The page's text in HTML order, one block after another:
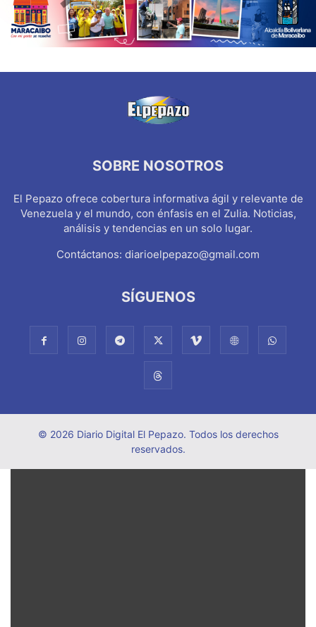
SOBRE NOSOTROS
El Pepazo ofrece cobertura informativa ágil y relevante de
Venezuela y el mundo, con énfasis en el Zulia. Noticias,
análisis y tendencias en un solo lugar.
Contáctanos: diarioelpepazo@gmail.com
SÍGUENOS
© 2026 Diario Digital El Pepazo. Todos los derechos
reservados.